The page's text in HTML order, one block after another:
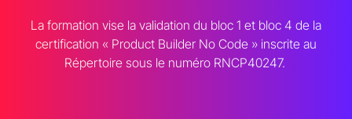
La formation vise la validation du bloc 1 et bloc 4 de la
certification « Product Builder No Code » inscrite au
Répertoire sous le numéro RNCP40247.